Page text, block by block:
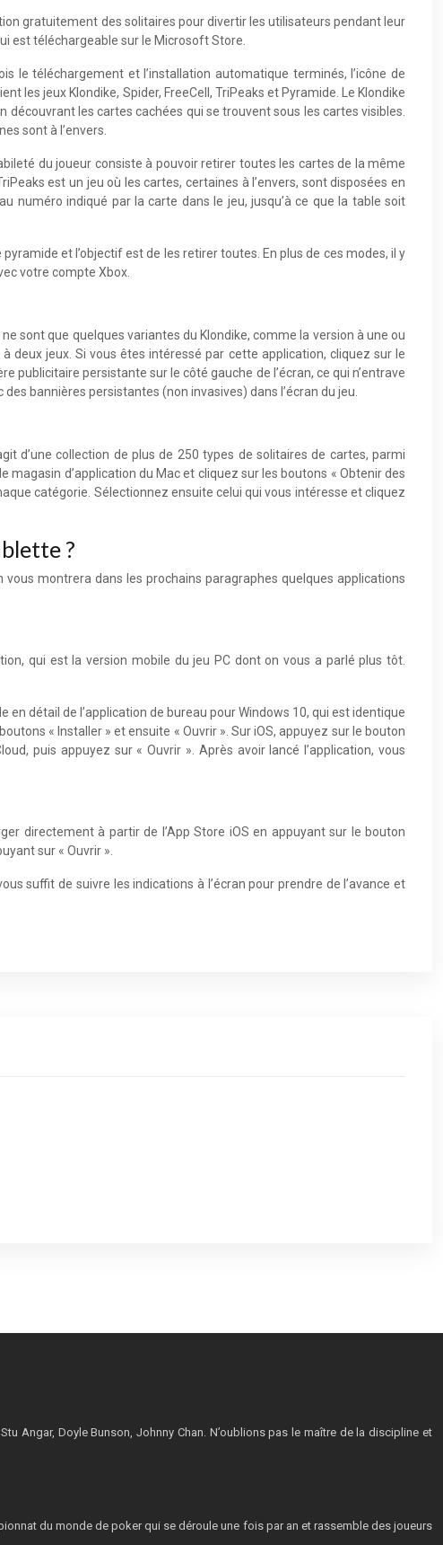
gratuitement des solitaires pour divertir les utilisateurs pendant leur
est téléchargeable sur le Microsoft Store.
le téléchargement et l’installation automatique terminés, l’icône de
les jeux Klondike, Spider, FreeCell, TriPeaks et Pyramide. Le Klondike
les cartes cachées qui se trouvent sous les cartes visibles.
sont à l’envers.
du joueur consiste à pouvoir retirer toutes les cartes de la même
est un jeu où les cartes, certaines à l’envers, sont disposées en
numéro indiqué par la carte dans le jeu, jusqu’à ce que la table soit
et l’objectif est de les retirer toutes. En plus de ces modes, il y
votre compte Xbox.
sont que quelques variantes du Klondike, comme la version à une ou
deux jeux. Si vous êtes intéressé par cette application, cliquez sur le
publicitaire persistante sur le côté gauche de l’écran, ce qui n’entrave
bannières persistantes (non invasives) dans l’écran du jeu.
d’une collection de plus de 250 types de solitaires de cartes, parmi
d’application du Mac et cliquez sur les boutons « Obtenir des
catégorie. Sélectionnez ensuite celui qui vous intéresse et cliquez
?
montrera dans les prochains paragraphes quelques applications
qui est la version mobile du jeu PC dont on vous a parlé plus tôt.
détail de l’application de bureau pour Windows 10, qui est identique
« Installer » et ensuite « Ouvrir ». Sur iOS, appuyez sur le bouton
puis appuyez sur « Ouvrir ». Après avoir lancé l’application, vous
directement à partir de l’App Store iOS en appuyant sur le bouton
sur « Ouvrir ».
suffit de suivre les indications à l’écran pour prendre de l’avance et
Angar, Doyle Bunson, Johnny Chan. N’oublions pas le maître de la discipline et
du monde de poker qui se déroule une fois par an et rassemble des joueurs